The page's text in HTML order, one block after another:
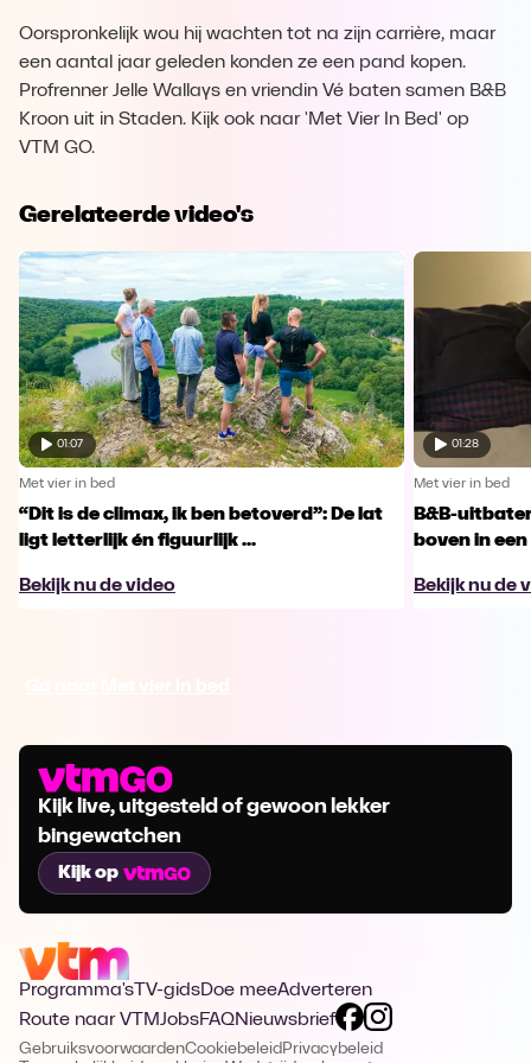
Oorspronkelijk wou hij wachten tot na zijn carrière, maar
een aantal jaar geleden konden ze een pand kopen.
Profrenner Jelle Wallays en vriendin Vé baten samen B&B
Kroon uit in Staden. Kijk ook naar 'Met Vier In Bed' op
VTM GO.
Gerelateerde video's
01:07
Met vier in bed
“Dit is de climax, ik ben betoverd”: De lat
ligt letterlijk én figuurlijk ...
Bekijk nu de video
01:28
Met vier in bed
B&B-
boven in
Bekijk nu de
Kijk live, uitgesteld of gewoon lekker
bingewatchen
Kijk op
Programma's TV-gidsDoe meeAdverteren
Route naar VTMJobsFAQNieuwsbrief
GebruiksvoorwaardenCookiebeleid Privacybeleid